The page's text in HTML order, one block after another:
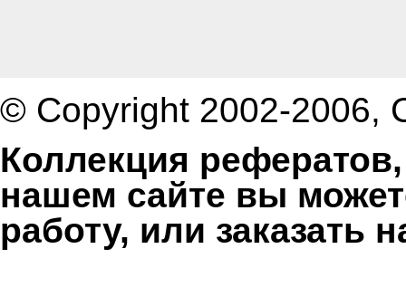
© Copyright 2002-2006,
Коллекция
нашем сайте вы
работу, или заказать